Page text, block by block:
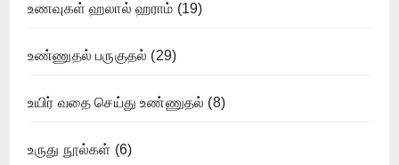
உணவுகள் ஹலால் ஹராம் (19)
உண்ணுதல் பருகுதல் (29)
உயிர் வதை செய்து உண்ணுதல் (8)
உருது நூல்கள் (6)